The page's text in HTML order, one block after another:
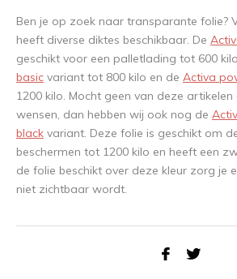
Ben je op zoek naar transparante folie?
heeft diverse diktes beschikbaar. De
geschikt voor een palletlading tot 600
basic variant tot 800 kilo en de Activa
1200 kilo. Mocht geen van deze
wensen, dan hebben wij ook nog de
black variant. Deze folie is geschikt om
beschermen tot 1200 kilo en heeft een
de folie beschikt over deze kleur zorg je
niet zichtbaar wordt.